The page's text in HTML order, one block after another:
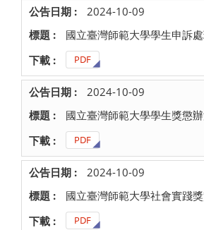
2024-10-09
國立臺灣師範大學學生申訴
PDF
2024-10-09
國立臺灣師範大學學生獎懲
PDF
2024-10-09
國立臺灣師範大學社會實踐
PDF